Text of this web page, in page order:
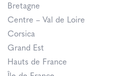
Bretagne
Centre – Val de Loire
Corsica
Grand Est
Hauts de France